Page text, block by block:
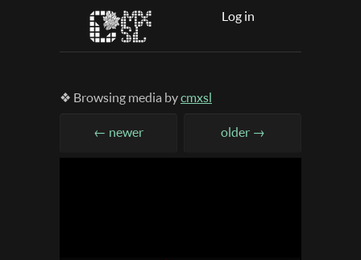
Log in
❖ Browsing media bycmxsl
← newer older →